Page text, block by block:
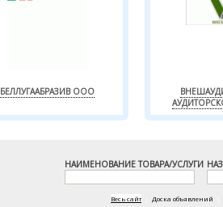
БЕЛЛУГААБРАЗИВ ООО
НАИМЕНОВАНИЕ ТОВАРА/УСЛУГИ
Весь сайт Доска объявлений